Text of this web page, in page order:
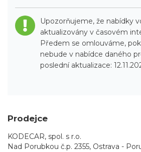
Upozorňujeme, že nabídky
aktualizovány v časovém
Předem se omlouváme,
nebude v nabídce daného
poslední aktualizace:
Prodejce
KODECAR, spol. s r.o.
Nad Porubkou č.p. 2355, Ostrava -